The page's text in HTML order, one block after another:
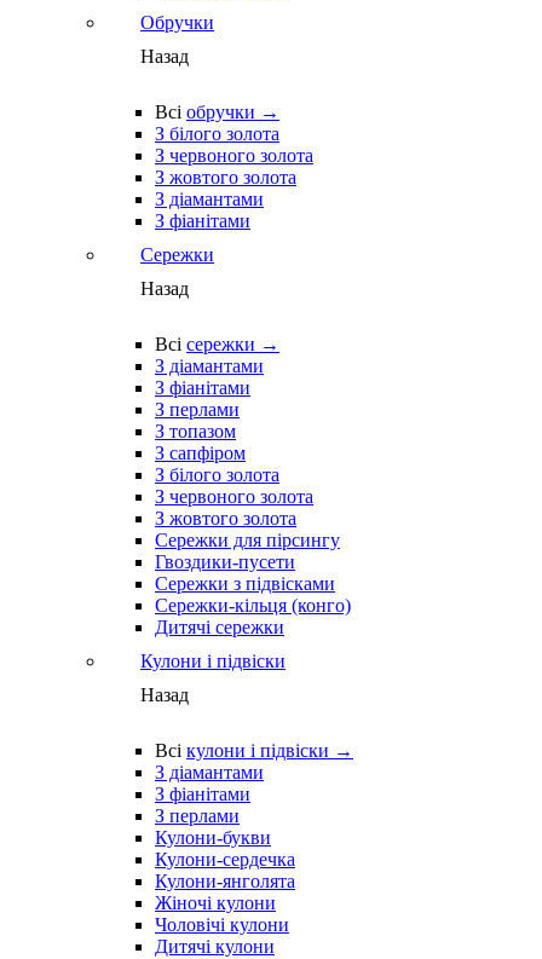
Обручки
Назад
Всі обручки →
З білого золота
З червоного золота
З жовтого золота
З діамантами
З фіанітами
Сережки
Назад
Всі сережки →
З діамантами
З фіанітами
З перлами
З топазом
З сапфіром
З білого золота
З червоного золота
З жовтого золота
Сережки для пірсингу
Гвоздики-пусети
Сережки з підвісками
Сережки-кільця (конго)
Дитячі сережки
Кулони і підвіски
Назад
Всі кулони і підвіски →
З діамантами
З фіанітами
З перлами
Кулони-букви
Кулони-сердечка
Кулони-янголята
Жіночі кулони
Чоловічі кулони
Дитячі кулони